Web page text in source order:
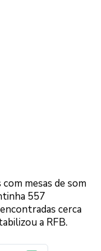
mesas de som
557
cerca
a RFB.